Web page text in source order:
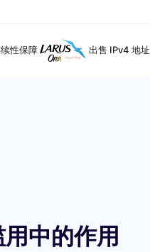
性保障 出售 IPv4 地址
中的作用